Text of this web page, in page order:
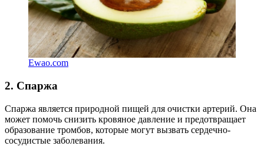
Ewao.com
2. Спаржа
Спаржа является природной пищей для очистки артерий. Она
может помочь снизить кровяное давление и предотвращает
образование тромбов, которые могут вызвать сердечно-
сосудистые заболевания.